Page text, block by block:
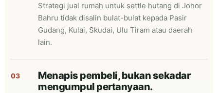
Strategi jual rumah untuk settle hutang di Johor
Bahru tidak disalin bulat-bulat kepada Pasir
Gudang, Kulai, Skudai, Ulu Tiram atau daerah
lain.
03
Menapis pembeli, bukan sekadar
mengumpul pertanyaan.